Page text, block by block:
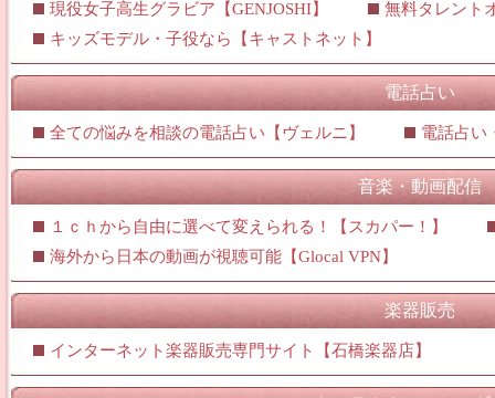
現役女子高生グラビア【GENJOSHI】
無料タレント
キッズモデル・子役なら【キャストネット】
電話占い
全ての悩みを相談の電話占い【ヴェルニ】 電話占い
音楽・動画配信
１ｃｈから自由に選べて変えられる！【スカパー！】
海外から日本の動画が視聴可能【Glocal VPN】
楽器販売
インターネット楽器販売専門サイト【石橋楽器店】